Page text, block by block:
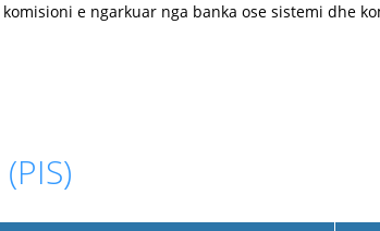
e ngarkuar nga banka ose sistemi dhe